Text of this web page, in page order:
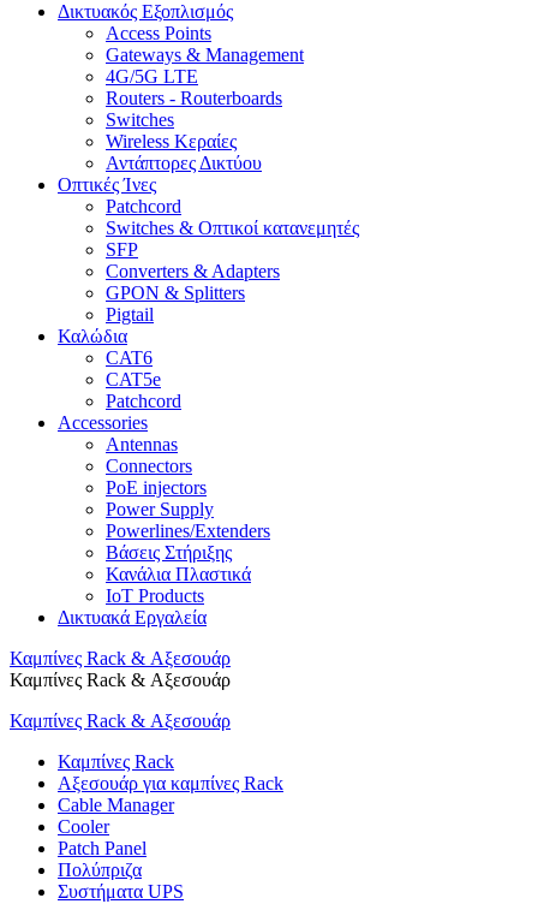
Δικτυακός Εξοπλισμός
Access Points
Gateways & Management
4G/5G LTE
Routers - Routerboards
Switches
Wireless Κεραίες
Αντάπτορες Δικτύου
Οπτικές Ίνες
Patchcord
Switches & Οπτικοί κατανεμητές
SFP
Converters & Adapters
GPON & Splitters
Pigtail
Καλώδια
CAT6
CAT5e
Patchcord
Accessories
Antennas
Connectors
PoE injectors
Power Supply
Powerlines/Extenders
Βάσεις Στήριξης
Κανάλια Πλαστικά
IoT Products
Δικτυακά Εργαλεία
Καμπίνες Rack & Αξεσουάρ
Καμπίνες Rack & Αξεσουάρ
Καμπίνες Rack & Αξεσουάρ
Καμπίνες Rack
Αξεσουάρ για καμπίνες Rack
Cable Manager
Cooler
Patch Panel
Πολύπριζα
Συστήματα UPS